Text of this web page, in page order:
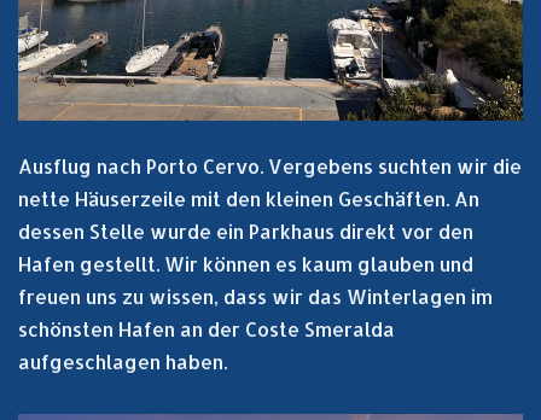
Ausflug nach Porto Cervo. Vergebens suchten wir die
nette Häuserzeile mit den kleinen Geschäften. An
dessen Stelle wurde ein Parkhaus direkt vor den
Hafen gestellt. Wir können es kaum glauben und
freuen uns zu wissen, dass wir das Winterlagen im
schönsten Hafen an der Coste Smeralda
aufgeschlagen haben.